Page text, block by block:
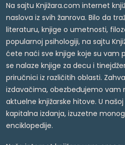
Na sajtu Knjižara.com internet
naslova iz svih žanrova. Bilo da
literaturu, knjige o umetnosti,
popularnoj psihologiji, na sajtu
ćete naći sve knjige koje su vam
se nalaze knjige za decu i
priručnici iz različitih oblasti.
izdavačima, obezbeđujemo vam
aktuelne knjižarske hitove. U
kapitalna izdanja, izuzetne
enciklopedije.